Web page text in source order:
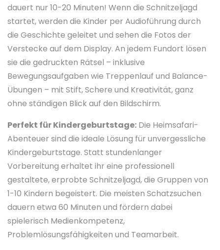
dauert nur 10-20 Minuten! Wenn die Schnitzeljagd
startet, werden die Kinder per Audioführung durch
die Geschichte geleitet und sehen die Fotos der
Verstecke auf dem Display. An jedem Fundort lösen
sie die gedruckten Rätsel – inklusive
Bewegungsaufgaben wie Treppenlauf und Balance-
Übungen – mit Stift, Schere und Kreativität, ganz
ohne ständigen Blick auf den Bildschirm.
Perfekt für Kindergeburtstage: Die Heimsafari-
Abenteuer sind die ideale Lösung für unvergessliche
Kindergeburtstage. Statt stundenlanger
Vorbereitung erhaltet ihr eine professionell
gestaltete, erprobte Schnitzeljagd, die Gruppen von
1-10 Kindern begeistert. Die meisten Schatzsuchen
dauern etwa 60 Minuten und fördern dabei
spielerisch Medienkompetenz,
Problemlösungsfähigkeiten und Teamarbeit.